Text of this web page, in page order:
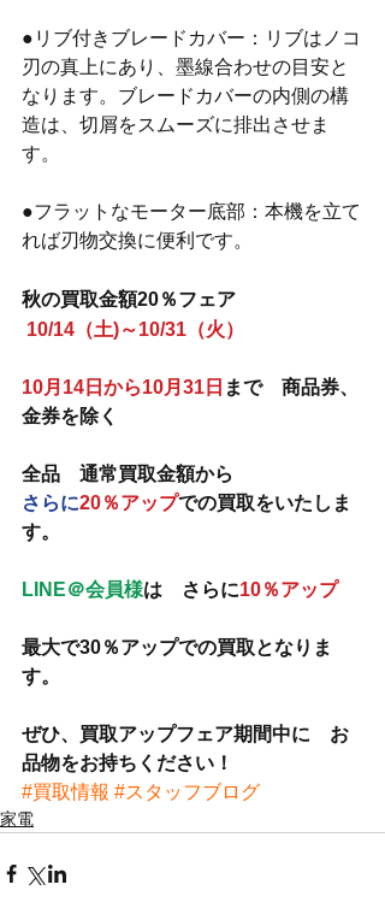
●リブ付きブレードカバー：リブはノコ
刃の真上にあり、墨線合わせの目安と
なります。ブレードカバーの内側の構
造は、切屑をスムーズに排出させま
す。
●フラットなモーター底部：本機を立て
れば刃物交換に便利です。
秋の買取金額20％フェア
10/14（土)～10/31（火）
10月14日から10月31日 まで　商品券、
金券を除く
全品　通常買取金額から
さらに20％アップでの買取をいたしま
す。
LINE＠会員様は　さらに10％アップ
最大で30％アップでの買取となりま
す。
ぜひ、買取アップフェア期間中に　お
品物をお持ちください！
#買取情報 #スタッフブログ
家電